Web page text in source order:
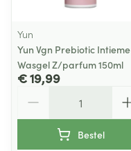
Yun
Yun Vgn Prebiotic Intieme
Wasgel Z/parfum 150ml
€ 19,99
Bestel